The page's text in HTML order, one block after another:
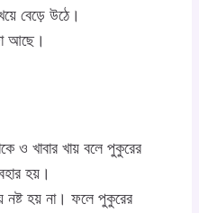
বেড়ে উঠে।
আছে।
ও খাবার খায় বলে পুকুরের
হয়।
নষ্ট হয় না। ফলে পুকুরের